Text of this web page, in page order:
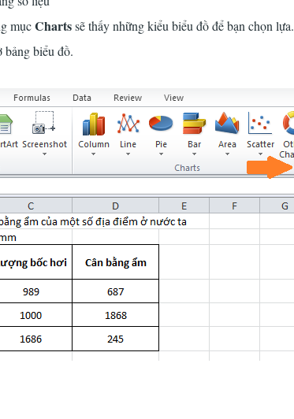
mụcChartssẽ thấy những kiểu biểu đồ để bạn chọn lựa.
biểu đồ.